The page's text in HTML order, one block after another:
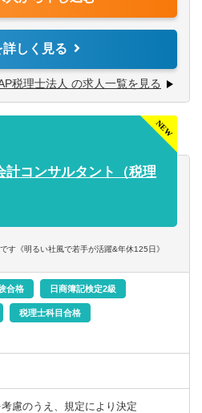
方（コミュニケーションと協力）
力が高く人と信頼関係を構築できる
と協力）
る事象を自己成長機会だと捉えるこ
フェッショナリズム）
産税の申告代行
ンサルティング
）
ーの検討/実行支援
任せする業務は異なります。
詳しく見る
税理士法人 の求人一覧を見る
計コンサルタント（税理
す《明るい社風で若手が活躍&年休125日》
合格 日商簿記検定2級
税理士科目合格
慮のうえ、規定により決定